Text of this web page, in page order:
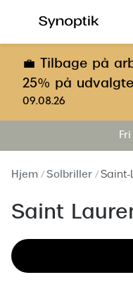
indhold
Se alle briller
Kategorier
Brilleabonnement
Herrer
Børn
Køb læsebriller online
💼 Tilbage på
25% på
09.08.26
Hjem Solbriller Saint-
Saint